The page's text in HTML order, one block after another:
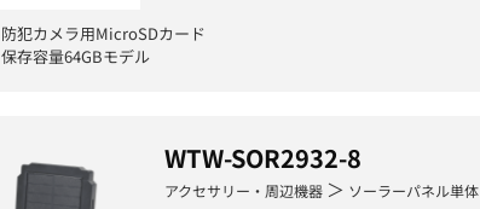
防犯カメラ用MicroSDカード
保存容量64GBモデル
WTW-SOR2932-8
アクセサリー・周辺機器 ＞ ソーラーパネル単体